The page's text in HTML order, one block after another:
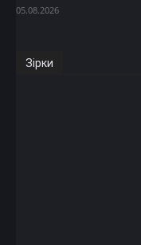
05.08.2026
Зірки